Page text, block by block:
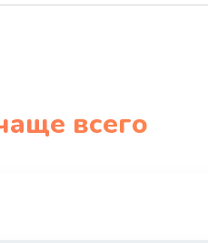
всего